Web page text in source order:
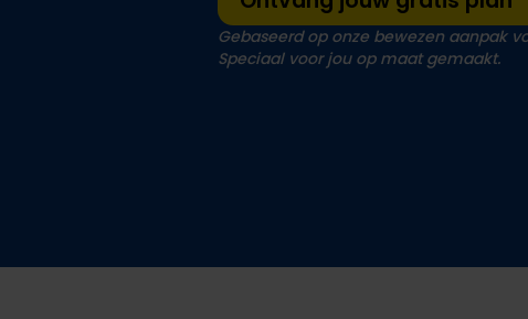
Gebaseerd op onze bewezen aanpak
Speciaal voor jou op maat gemaakt.